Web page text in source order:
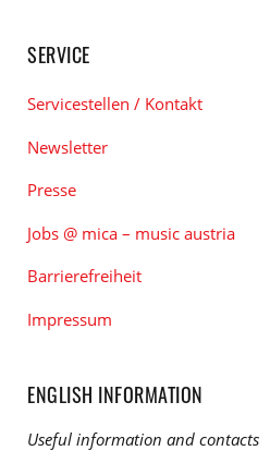
SERVICE
Servicestellen / Kontakt
Newsletter
Presse
Jobs @ mica – music austria
Barrierefreiheit
Impressum
ENGLISH INFORMATION
Useful information and contacts